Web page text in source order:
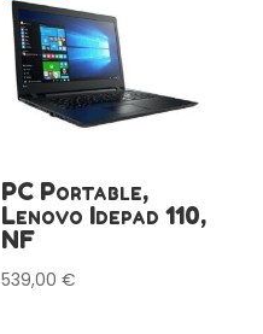
PC Portable,
Lenovo Idepad 110,
NF
539,00€